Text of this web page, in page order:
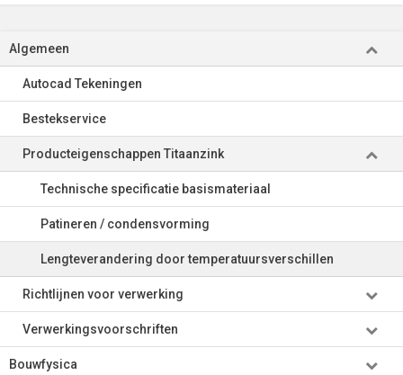
Algemeen
Autocad Tekeningen
Bestekservice
Producteigenschappen Titaanzink
Technische specificatie basismateriaal
Patineren / condensvorming
Lengteverandering door temperatuursverschillen
Richtlijnen voor verwerking
Verwerkingsvoorschriften
Bouwfysica